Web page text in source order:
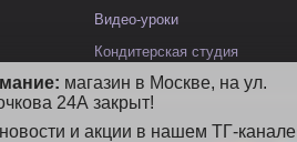
магазин в Москве, на ул.
24А закрыт!
и акции в нашем ТГ-канале
Видео-уроки
Кондитерская студия